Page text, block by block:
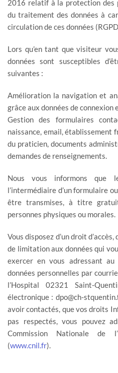
2016 relatif à la protection des
du traitement des données à
circulation de ces données
Lors qu’en tant que visiteur
données sont susceptibles
suivantes :
Amélioration la navigation et
grâce aux données de connexion
Gestion des formulaires
naissance, email, établissement
du praticien, documents
demandes de renseignements.
Nous vous informons que
l’intermédiaire d’un formulaire
être transmises, à titre
personnes physiques ou morales.
Vous disposez d’un droit
de limitation aux données qui
exercer en vous adressant
données personnelles par
l’Hospital 02321 Saint-
électronique : dpo@ch-
avoir contactés, que vos droits
pas respectés, vous pouvez
Commission Nationale de
(www.cnil.fr).